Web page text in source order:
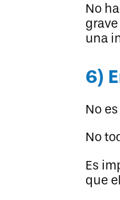
No
una
6)
No
No
Es
que